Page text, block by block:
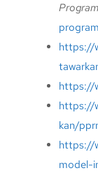
https://
https://
https://
kan/
https://
model-